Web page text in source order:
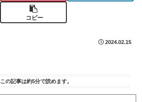
コピー
2024.02.15
この記事は約5分で読めます。